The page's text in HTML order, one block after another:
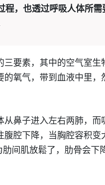
程，也透过呼吸人体所
三要素，其中的空气室
氧气，带到血液中里，
从鼻子进入左右两肺，
腹腔下降，当胸腔容积
间肌放鬆了，肋骨会